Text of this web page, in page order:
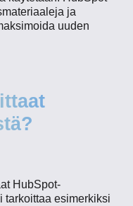
ja
uuden
HubSpot-
tarkoittaa esimerkiksi